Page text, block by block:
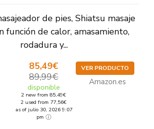
de pies, Shiatsu masaje
función de calor, amasamiento,
rodadura y...
85,49€
89,99€
disponible
2 new from 85,49€
2 used from 77,56€
as of julio 30, 2026 9:07
pm
VER PRODUCTO
Amazon.es